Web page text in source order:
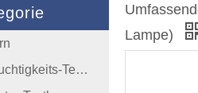
Temperatur-Feuchtigkeits-Testkammer
Lampe)